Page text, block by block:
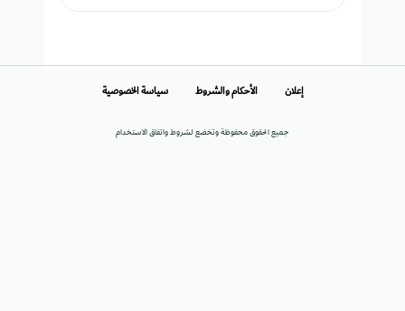
جميع الحقوق محفوظة وتخضع لشروط واتفاق الاستخدام
إعلان الأحكام والشروط سياسة الخصوصية